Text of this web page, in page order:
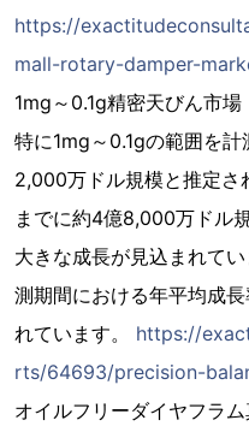
https://
mall-rotary-damper-
1mg～0.1g精密天びん市場
特に1mg～0.1gの範囲を
2,000万ドル規模と推定
までに約4億8,000万ドル
大きな成長が見込まれて
測期間における年平均成
れています。 https://
rts/64693/precision-
オイルフリーダイヤフラ